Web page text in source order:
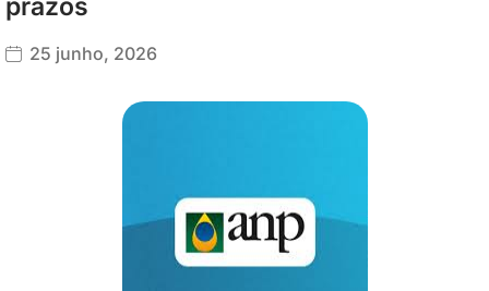
prazos
25 junho, 2026